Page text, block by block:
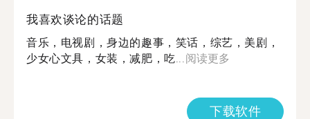
我喜欢谈论的话题
音乐，电视剧，身边的趣事，笑话，综艺，美剧，
少女心文具，女装，减肥，吃... 阅读更多
下载软件